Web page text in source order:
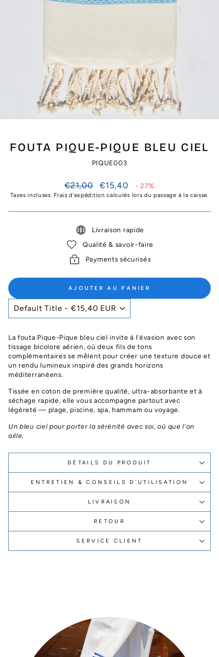
FOUTA PIQUE-PIQUE BLEU CIEL
PIQUE003
Prix
régulier
€21,00
Prix
réduit
€15,40 - 27%
Taxes incluses. Frais d'expédition calculés lors du passage à la caisse.
Livraison rapide
Qualité & savoir-faire
Payments sécurisés
AJOUTER AU PANIER
La fouta Pique-Pique bleu ciel invite à l’évasion avec son
tissage bicolore aérien, où deux fils de tons
complémentaires se mêlent pour créer une texture douce et
un rendu lumineux inspiré des grands horizons
méditerranéens.
Tissée en coton de première qualité, ultra-absorbante et à
séchage rapide, elle vous accompagne partout avec
légèreté — plage, piscine, spa, hammam ou voyage.
Un bleu ciel pour porter la sérénité avec soi, où que l’on
aille.
DÉTAILS DU PRODUIT
ENTRETIEN & CONSEILS D’UTILISATION
LIVRAISON
RETOUR
SERVICE CLIENT